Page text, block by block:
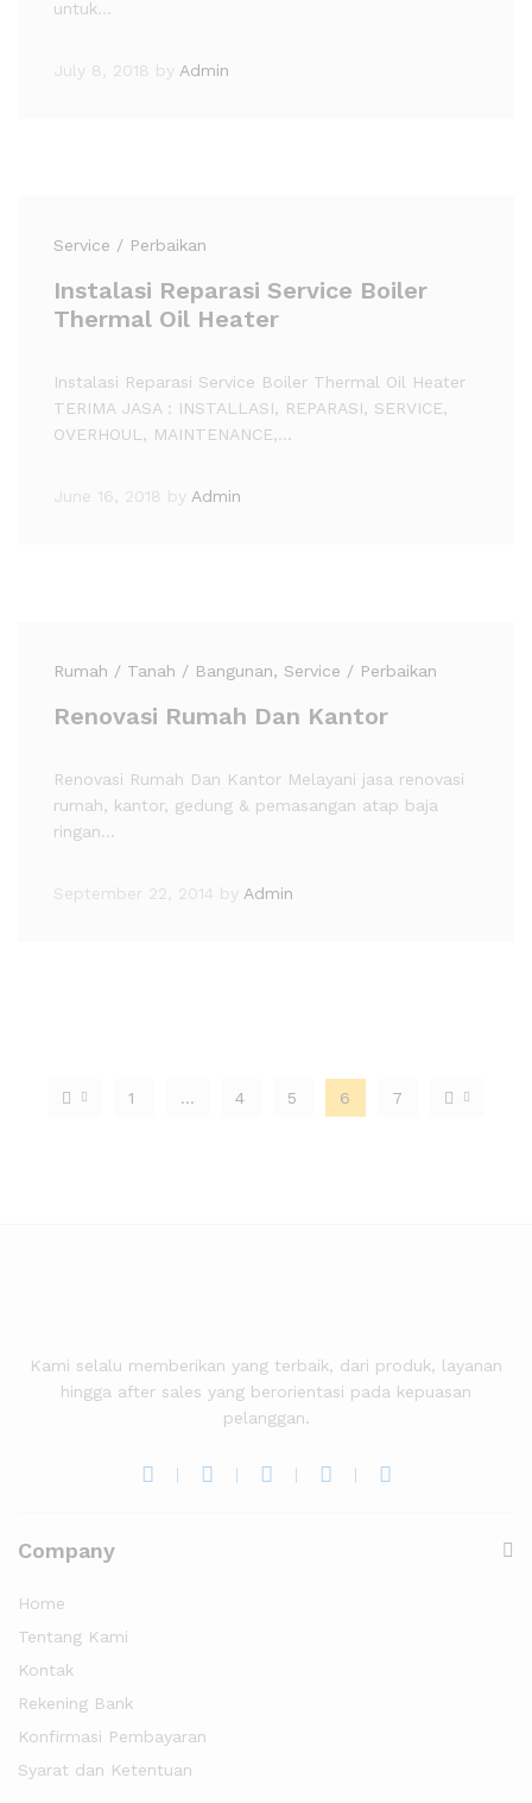
untuk…
July 8, 2018 by Admin
Service / Perbaikan
Instalasi Reparasi Service Boiler
Thermal Oil Heater
Instalasi Reparasi Service Boiler Thermal Oil Heater
TERIMA JASA : INSTALLASI, REPARASI, SERVICE,
OVERHOUL, MAINTENANCE,…
June 16, 2018 by Admin
Rumah / Tanah / Bangunan, Service / Perbaikan
Renovasi Rumah Dan Kantor
Renovasi Rumah Dan Kantor Melayani jasa renovasi
rumah, kantor, gedung & pemasangan atap baja
ringan…
September 22, 2014 by Admin
1 … 4 5 6 7
Kami selalu memberikan yang terbaik, dari produk, layanan
hingga after sales yang berorientasi pada kepuasan
pelanggan.
Company
Home
Tentang Kami
Kontak
Rekening Bank
Konfirmasi Pembayaran
Syarat dan Ketentuan